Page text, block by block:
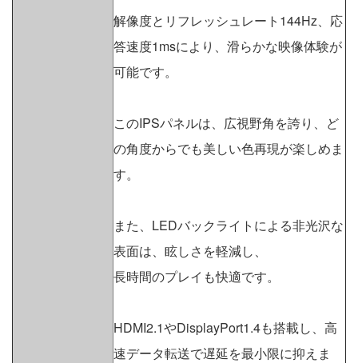
解像度とリフレッシュレート144Hz、応
答速度1msにより、滑らかな映像体験が
可能です。
このIPSパネルは、広視野角を誇り、ど
の角度からでも美しい色再現が楽しめま
す。
また、LEDバックライトによる非光沢な
表面は、眩しさを軽減し、
長時間のプレイも快適です。
HDMI2.1やDisplayPort1.4も搭載し、高
速データ転送で遅延を最小限に抑えま